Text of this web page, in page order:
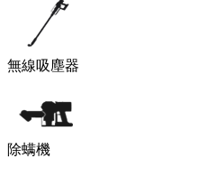
無線吸塵器
除螨機